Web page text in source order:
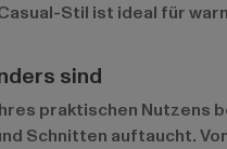
Stil ist ideal für
sind
praktischen
Schnitten auftaucht.